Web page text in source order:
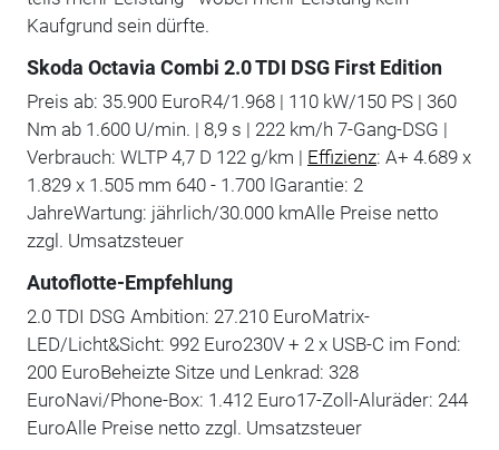
Kaufgrund sein dürfte.
Skoda Octavia Combi 2.0 TDI DSG First Edition
Preis ab: 35.900 EuroR4/1.968 | 110 kW/150 PS | 360
Nm ab 1.600 U/min. | 8,9 s | 222 km/h 7-Gang-DSG |
Verbrauch: WLTP 4,7 D 122 g/km | Effizienz: A+ 4.689 x
1.829 x 1.505 mm 640 - 1.700 lGarantie: 2
JahreWartung: jährlich/30.000 kmAlle Preise netto
zzgl. Umsatzsteuer
Autoflotte-Empfehlung
2.0 TDI DSG Ambition: 27.210 EuroMatrix-
LED/Licht&Sicht: 992 Euro230V + 2 x USB-C im Fond:
200 EuroBeheizte Sitze und Lenkrad: 328
EuroNavi/Phone-Box: 1.412 Euro17-Zoll-Aluräder: 244
EuroAlle Preise netto zzgl. Umsatzsteuer